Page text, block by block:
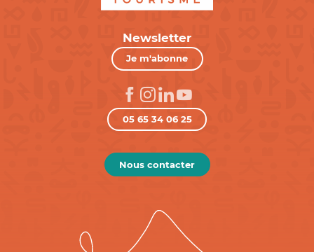
Newsletter
Je m'abonne
05 65 34 06 25
Nous contacter